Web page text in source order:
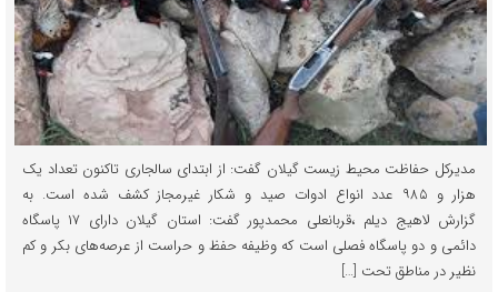
مدیرکل حفاظت محیط زیست گیلان گفت: از ابتدای سالجاری تاکنون تعداد یک
هزار و ۹۸۵ عدد انواع ادوات صید و شکار غیرمجاز کشف شده است. به
گزارش لاهیج دیلم ،قربانعلی محمدپور گفت: استان گیلان دارای ۱۷ پاسگاه
دائمی و دو پاسگاه فصلی است که وظیفه حفظ و حراست از عرصه‌های بکر و کم‌
نظیر در مناطق تحت […]